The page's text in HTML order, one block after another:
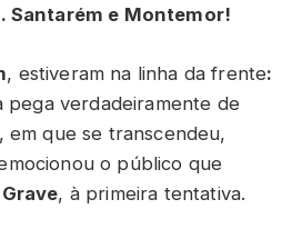
e Montemor!
, estiveram na linha da frente:
pega verdadeiramente de
em que se transcendeu,
o público que
, à primeira tentativa.